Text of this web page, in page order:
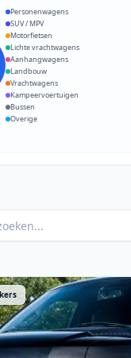
Personenwagens
SUV / MPV
Motorfietsen
Lichte vrachtwagens
Aanhangwagens
Landbouw
Vrachtwagens
Kampeervoertuigen
Bussen
Overige
2011